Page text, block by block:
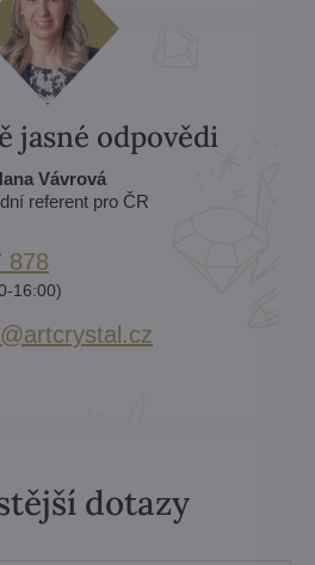
jasné odpovědi
Vávrová
referent pro ČR
878​
16:00)
dotazy